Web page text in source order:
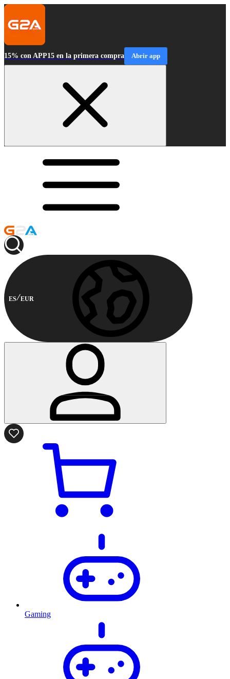
15% con APP15 en la primera compra Abrir app
ES EUR
Gaming